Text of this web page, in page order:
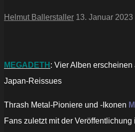
Helmut Ballerstaller 13. Januar 2023
MEGADETH : Vier Alben
Japan-Reissues
Thrash Metal-Pioniere und -Ikonen
Fans zuletzt mit der